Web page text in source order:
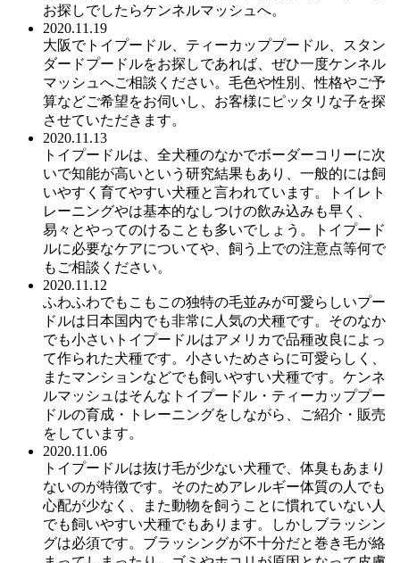
お探しでしたらケンネルマッシュへ。
2020.11.19
大阪でトイプードル、ティーカッププードル、スタン
ダードプードルをお探しであれば、ぜひ一度ケンネル
マッシュへご相談ください。毛色や性別、性格やご予
算などご希望をお伺いし、お客様にピッタリな子を探
させていただきます。
2020.11.13
トイプードルは、全犬種のなかでボーダーコリーに次
いで知能が高いという研究結果もあり、一般的には飼
いやすく育てやすい犬種と言われています。トイレト
レーニングやは基本的なしつけの飲み込みも早く、
易々とやってのけることも多いでしょう。トイプード
ルに必要なケアについてや、飼う上での注意点等何で
もご相談ください。
2020.11.12
ふわふわでもこもこの独特の毛並みが可愛らしいプー
ドルは日本国内でも非常に人気の犬種です。そのなか
でも小さいトイプードルはアメリカで品種改良によっ
て作られた犬種です。小さいためさらに可愛らしく、
またマンションなどでも飼いやすい犬種です。ケンネ
ルマッシュはそんなトイプードル・ティーカッププー
ドルの育成・トレーニングをしながら、ご紹介・販売
をしています。
2020.11.06
トイプードルは抜け毛が少ない犬種で、体臭もあまり
ないのが特徴です。そのためアレルギー体質の人でも
心配が少なく、また動物を飼うことに慣れていない人
でも飼いやすい犬種でもあります。しかしブラッシン
グは必須です。ブラッシングが不十分だと巻き毛が絡